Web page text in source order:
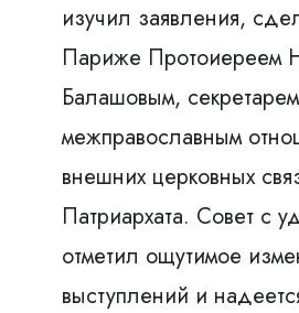
изучил заявления,
Париже Протоиереем
Балашовым,
межправославным
внешних церковных
Патриархата. Совет с
отметил ощутимое
выступлений и